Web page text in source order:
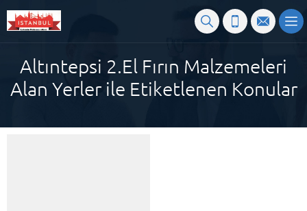
Altıntepsi 2.El Fırın Malzemeleri
Alan Yerler ile Etiketlenen Konular